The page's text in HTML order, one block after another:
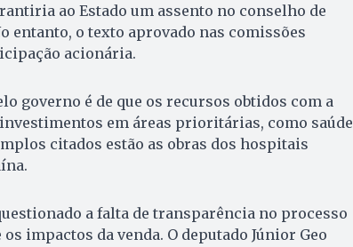
ao Estado um assento no conselho de
entanto, o texto aprovado nas comissões
acionária.
governo é de que os recursos obtidos com a
em áreas prioritárias, como saúde
citados estão as obras dos hospitais
a falta de transparência no processo
impactos da venda. O deputado Júnior Geo